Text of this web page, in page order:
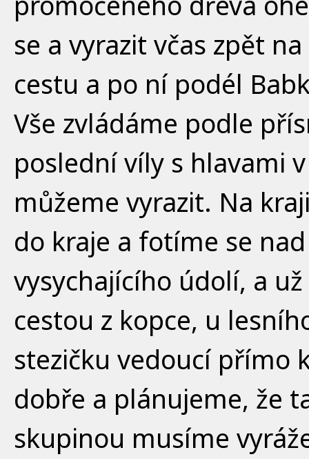
se a vyrazit včas zpět
cestu a po ní podél
Vše zvládáme podle
poslední víly s hlavami
můžeme vyrazit. Na
do kraje a fotíme se
vysychajícího údolí, a
cestou z kopce, u
stezičku vedoucí přímo
dobře a plánujeme, že
skupinou musíme